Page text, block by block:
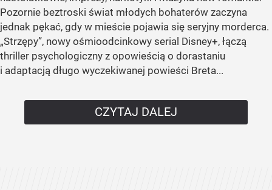
Pozornie beztroski świat młodych bohaterów zaczyna
jednak pękać, gdy w mieście pojawia się seryjny morderca.
„Strzępy”, nowy ośmioodcinkowy serial Disney+, łączą
thriller psychologiczny z opowieścią o dorastaniu
i adaptacją długo wyczekiwanej powieści Breta...
CZYTAJ DALEJ